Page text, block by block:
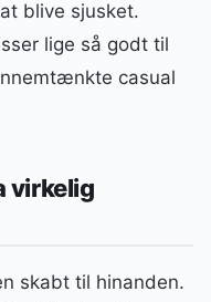
blive sjusket.
lige så godt til
casual
virkelig
skabt til hinanden.